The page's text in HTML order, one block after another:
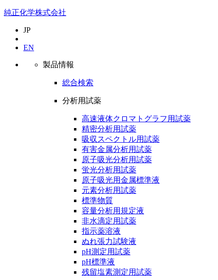
純正化学株式会社
JP
EN
製品情報
総合検索
分析用試薬
高速液体クロマトグラフ用試薬
精密分析用試薬
吸収スペクトル用試薬
有害金属分析用試薬
原子吸光分析用試薬
蛍光分析用試薬
原子吸光用金属標準液
元素分析用試薬
標準物質
容量分析用規定液
非水滴定用試薬
指示薬溶液
ぬれ張力試験液
pH測定用試薬
pH標準液
残留塩素測定用試薬